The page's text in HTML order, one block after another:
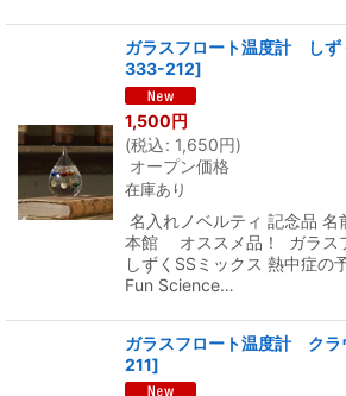
ガラスフロート温度計 しず
333-212]
1,500円
(税込: 1,650円)
オープン価格
在庫あり
名入れノベルティ 記念品 名
本館 オススメ品！ ガラス
しずくSSミックス 熱中症の
Fun Science…
ガラスフロート温度計 クラ
211]